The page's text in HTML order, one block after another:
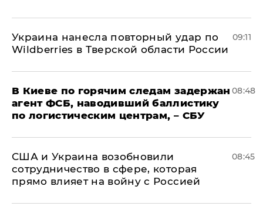
Украина нанесла повторный удар по
Wildberries в Тверской области России
09:11
В Киеве по горячим следам задержан
агент ФСБ, наводивший баллистику
по логистическим центрам, – СБУ
08:48
США и Украина возобновили
сотрудничество в сфере, которая
прямо влияет на войну с Россией
08:45